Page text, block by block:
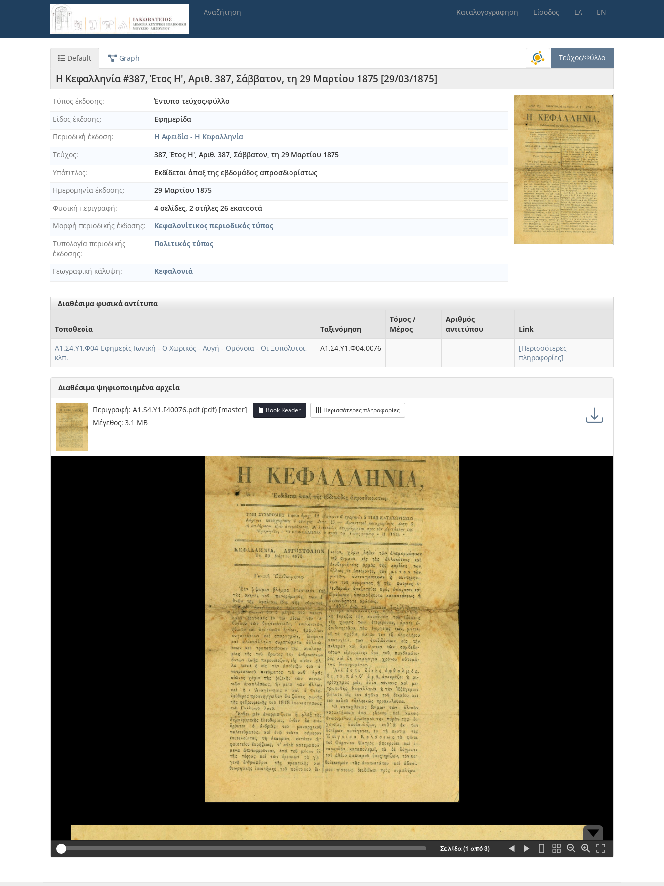
Αναζήτηση Καταλογογράφηση Είσοδος ΕΛ ΕΝ
Default Graph Τεύχος/Φύλλο
Η Κεφαλληνία #387, Έτος Η', Αριθ. 387, Σάββατον, τη 29 Μαρτίου 1875 [29/03/1875]
Τύπος έκδοσης
Έντυπο τεύχος/φύλλο
Είδος έκδοσης
Εφημερίδα
Περιοδική έκδοση
Η Αφειδία - Η Κεφαλληνία
Τεύχος
387, Έτος Η', Αριθ. 387, Σάββατον, τη 29 Μαρτίου 1875
Υπότιτλος
Εκδίδεται άπαξ της εβδομάδος απροσδιορίστως
Ημερομηνία έκδοσης
29 Μαρτίου 1875
Φυσική περιγραφή
4 σελίδες, 2 στήλες 26 εκατοστά
Μορφή περιοδικής έκδοσης
Κεφαλονίτικος περιοδικός τύπος
Τυπολογία περιοδικής
έκδοσης
Πολιτικός τύπος
Γεωγραφική κάλυψη Κεφαλονιά
Διαθέσιμα φυσικά αντίτυπα
Τοποθεσία Ταξινόμηση
Τόμος /
Μέρος
Αριθμός
αντιτύπου
Link
Α1.Σ4.Υ1.Φ04-Εφημερίς Ιωνική - Ο Χωρικός - Αυγή - Ομόνοια - Οι Ξυπόλυτοι,
κλπ.
Α1.Σ4.Υ1.Φ04.0076
[Περισσότερες
πληροφορίες]
Διαθέσιμα ψηφιοποιημένα αρχεία
Περιγραφή: A1.S4.Y1.F40076.pdf (pdf) [master] Book Reader Περισσότερες πληροφορίες
Μέγεθος: 3.1 MB
Σελίδα (1 από 3)